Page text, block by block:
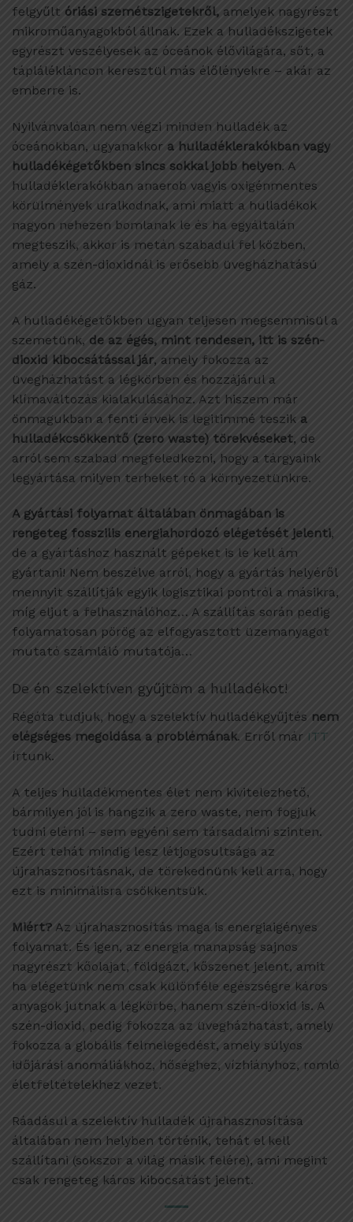
felgyűlt óriási szemétszigetekről, amelyek nagyrészt
mikroműanyagokból állnak. Ezek a hulladékszigetek
egyrészt veszélyesek az óceánok élővilágára, sőt, a
táplálékláncon keresztül más élőlényekre – akár az
emberre is.
Nyilvánvalóan nem végzi minden hulladék az
óceánokban, ugyanakkor a hulladéklerakókban vagy
hulladékégetőkben sincs sokkal jobb helyen. A
hulladéklerakókban anaerob vagyis oxigénmentes
körülmények uralkodnak, ami miatt a hulladékok
nagyon nehezen bomlanak le és ha egyáltalán
megteszik, akkor is metán szabadul fel közben,
amely a szén-dioxidnál is erősebb üvegházhatású
gáz.
A hulladékégetőkben ugyan teljesen megsemmisül a
szemetünk, de az égés, mint rendesen, itt is szén-
dioxid kibocsátással jár, amely fokozza az
üvegházhatást a légkörben és hozzájárul a
klímaváltozás kialakulásához. Azt hiszem már
önmagukban a fenti érvek is legitimmé teszik a
hulladékcsökkentő (zero waste) törekvéseket, de
arról sem szabad megfeledkezni, hogy a tárgyaink
legyártása milyen terheket ró a környezetünkre.
A gyártási folyamat általában önmagában is
rengeteg fosszilis energiahordozó elégetését jelenti,
de a gyártáshoz használt gépeket is le kell ám
gyártani! Nem beszélve arról, hogy a gyártás helyéről
mennyit szállítják egyik logisztikai pontról a másikra,
míg eljut a felhasználóhoz… A szállítás során pedig
folyamatosan pörög az elfogyasztott üzemanyagot
mutató számláló mutatója…
De én szelektíven gyűjtöm a hulladékot!
Régóta tudjuk, hogy a szelektív hulladékgyűjtés nem
elégséges megoldása a problémának. Erről már ITT
írtunk.
A teljes hulladékmentes élet nem kivitelezhető,
bármilyen jól is hangzik a zero waste, nem fogjuk
tudni elérni – sem egyéni sem társadalmi szinten.
Ezért tehát mindig lesz létjogosultsága az
újrahasznosításnak, de törekednünk kell arra, hogy
ezt is minimálisra csökkentsük.
Miért? Az újrahasznosítás maga is energiaigényes
folyamat. És igen, az energia manapság sajnos
nagyrészt kőolajat, földgázt, kőszenet jelent, amit
ha elégetünk nem csak különféle egészségre káros
anyagok jutnak a légkörbe, hanem szén-dioxid is. A
szén-dioxid, pedig fokozza az üvegházhatást, amely
fokozza a globális felmelegedést, amely súlyos
időjárási anomáliákhoz, hőséghez, vízhiányhoz, romló
életfeltételekhez vezet.
Ráadásul a szelektív hulladék újrahasznosítása
általában nem helyben történik, tehát el kell
szállítani (sokszor a világ másik felére), ami megint
csak rengeteg káros kibocsátást jelent.